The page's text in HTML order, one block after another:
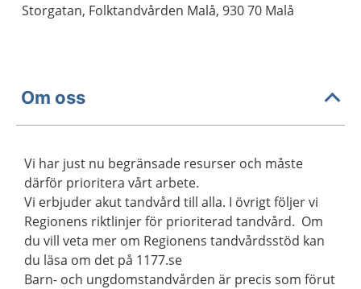
Storgatan, Folktandvården Malå, 930 70 Malå
Om oss
Vi har just nu begränsade resurser och måste
därför prioritera vårt arbete.
Vi erbjuder akut tandvård till alla. I övrigt följer vi
Regionens riktlinjer för prioriterad tandvård. Om
du vill veta mer om Regionens tandvårdsstöd kan
du läsa om det på 1177.se
Barn- och ungdomstandvården är precis som förut